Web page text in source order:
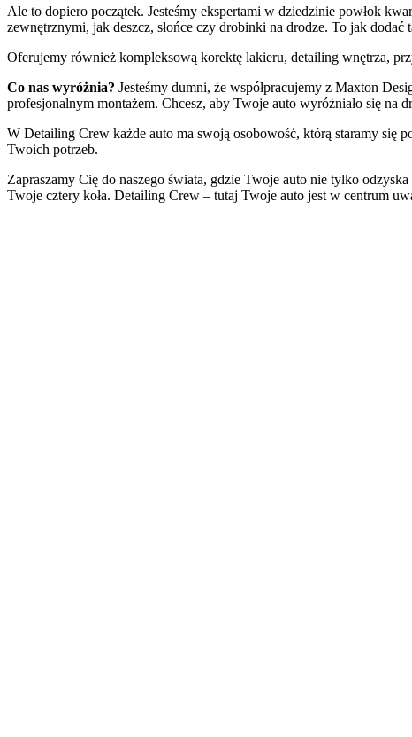
Ale to dopiero początek. Jesteśmy ekspertami w dziedzinie powłok
zewnętrznymi, jak deszcz, słońce czy drobinki na drodze. To jak
Oferujemy również kompleksową korektę lakieru, detailing wnętrza,
Co nas wyróżnia? Jesteśmy dumni, że współpracujemy z Maxton
profesjonalnym montażem. Chcesz, aby Twoje auto wyróżniało się na
W Detailing Crew każde auto ma swoją osobowość, którą staramy się
Twoich potrzeb.
Zapraszamy Cię do naszego świata, gdzie Twoje auto nie tylko
Twoje cztery koła. Detailing Crew – tutaj Twoje auto jest w centrum